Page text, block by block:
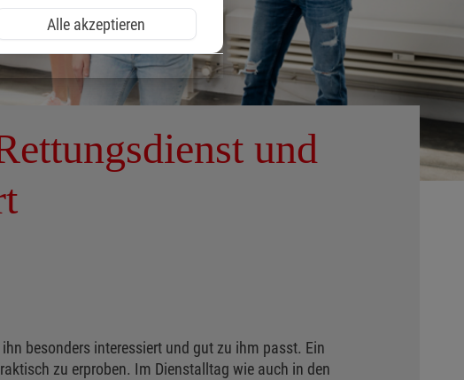
und
besonders interessiert und gut zu ihm passt. Ein
zu erproben. Im Dienstalltag wie auch in den
Alle akzeptieren